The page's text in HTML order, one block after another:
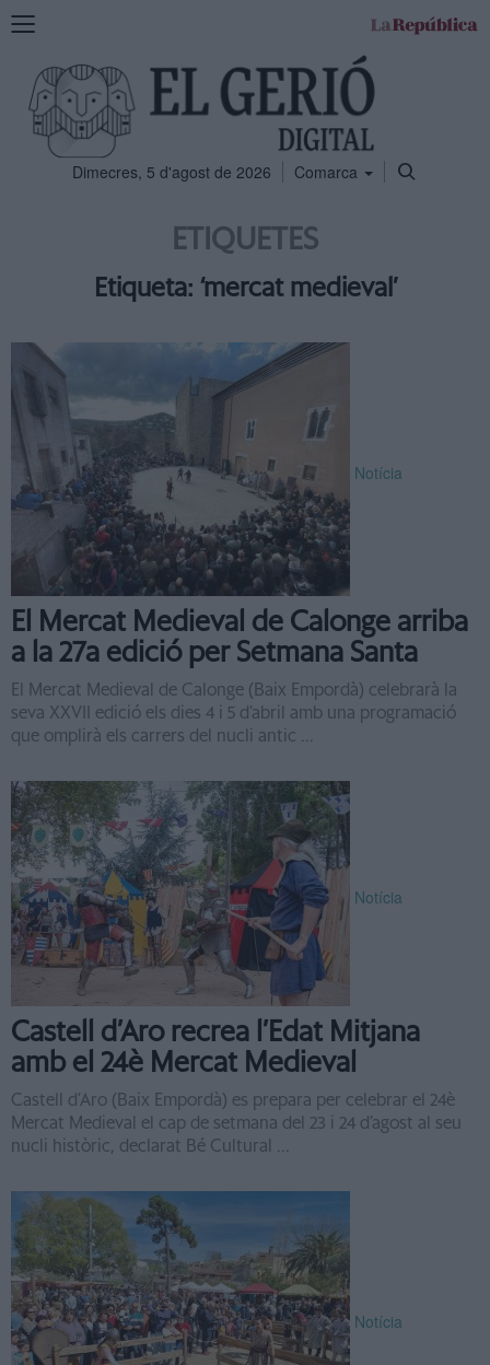
Mostra
navegació
Dimecres, 5 d'agost de 2026 Comarca
ETIQUETES
Etiqueta: ‘mercat medieval’
Notícia
El Mercat Medieval de Calonge arriba
a la 27a edició per Setmana Santa
El Mercat Medieval de Calonge (Baix Empordà) celebrarà la
seva XXVII edició els dies 4 i 5 d’abril amb una programació
que omplirà els carrers del nucli antic ...
Notícia
Castell d’Aro recrea l’Edat Mitjana
amb el 24è Mercat Medieval
Castell d’Aro (Baix Empordà) es prepara per celebrar el 24è
Mercat Medieval el cap de setmana del 23 i 24 d’agost al seu
nucli històric, declarat Bé Cultural ...
Notícia